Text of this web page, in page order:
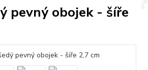
pevný obojek - šíře